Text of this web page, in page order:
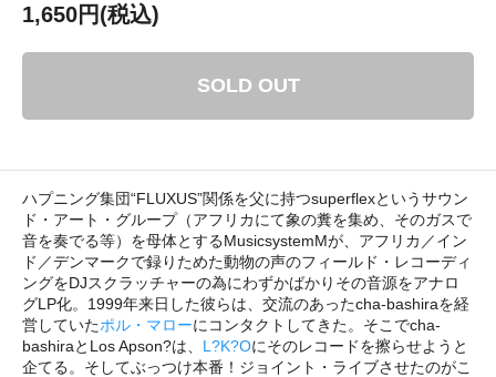
1,650円(税込)
SOLD OUT
ハプニング集団“FLUXUS”関係を父に持つsuperflexというサウン
ド・アート・グループ（アフリカにて象の糞を集め、そのガスで
音を奏でる等）を母体とするMusicsystemMが、アフリカ／イン
ド／デンマークで録りためた動物の声のフィールド・レコーディ
ングをDJスクラッチャーの為にわずかばかりその音源をアナロ
グLP化。1999年来日した彼らは、交流のあったcha-bashiraを経
営していたポル・マローにコンタクトしてきた。そこでcha-
bashiraとLos Apson?は、 L?K?Oにそのレコードを擦らせようと
企てる。そしてぶっつけ本番！ジョイント・ライブさせたのがこ